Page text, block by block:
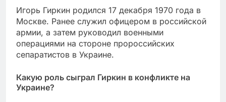
Игорь Гиркин родился 17 декабря 1970 года в
Москве. Ранее служил офицером в российской
армии, а затем руководил военными
операциями на стороне пророссийских
сепаратистов в Украине.
Какую роль сыграл Гиркин в конфликте на
Украине?